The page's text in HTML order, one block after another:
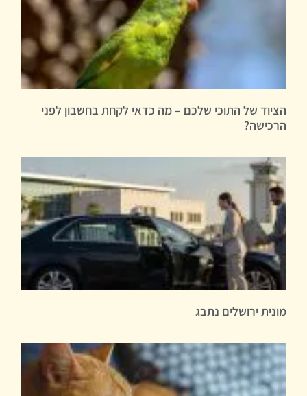
הציוד של התוכי שלכם – מה כדאי לקחת בחשבון לפני
הרכישה?
מונית ירושלים נתבג